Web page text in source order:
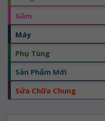
Gầm
Máy
Phụ Tùng
Sản Phẩm Mới
Sửa Chữa Chung